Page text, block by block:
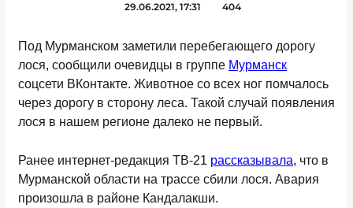
29.06.2021, 17:31 404
Под Мурманском заметили перебегающего дорогу
лося, сообщили очевидцы в группе Мурманск
соцсети ВКонтакте. Животное со всех ног помчалось
через дорогу в сторону леса. Такой случай появления
лося в нашем регионе далеко не первый.
Ранее интернет-редакция ТВ-21 рассказывала, что в
Мурманской области на трассе сбили лося. Авария
произошла в районе Кандалакши.